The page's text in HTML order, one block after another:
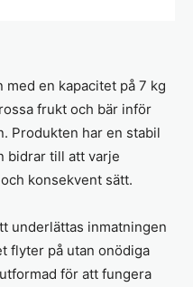
en kapacitet på 7 kg
frukt och bär inför
Produkten har en stabil
bidrar till att varje
konsekvent sätt.
underlättas inmatningen
flyter på utan onödiga
för att fungera